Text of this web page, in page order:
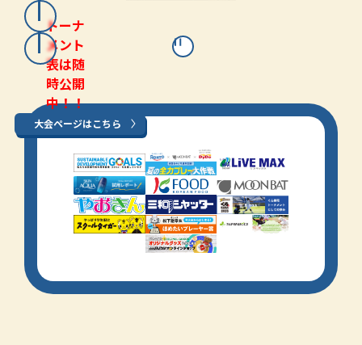
トーナ
メント
表は随
時公開
中！！
大会ページはこちら